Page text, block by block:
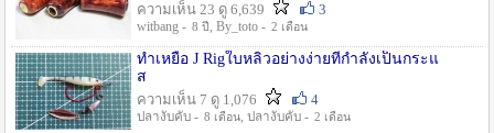
ความเห็น 23 ดู 6,639
3
witbang - 8 ปี , By_toto - 2 เดือน
ทำเหยื่อ J Rigใบหลิวอย่างง่ายที่กำลังเป็นกระแ
ส
ความเห็น 7 ดู 1,076
4
ปลางับคับ - 8 เดือน, ปลางับคับ - 2 เดือน